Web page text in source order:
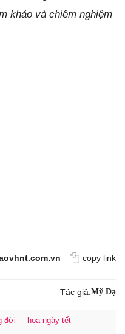
khảo và chiêm nghiệm
copy link
Tác giả:Mỹ Dạ
đời hoa ngày tết